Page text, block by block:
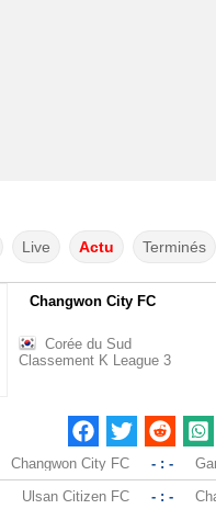
Live Actu Terminés
Changwon City FC
Corée du Sud
Classement K League 3
Changwon City FC - : -
Ulsan Citizen FC - : -